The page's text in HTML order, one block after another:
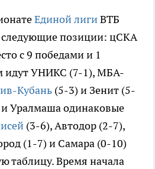
Единой лигиВТБ
позиции: цСКА
с 9 победами и 1
идут УНИКС (7-1), МБА-
Кубань (5-3) и Зенит (5-
Уралмаша одинаковые
(3-6), Автодор (2-7),
(1-7) и Самара (0-10)
таблицу. Время начала